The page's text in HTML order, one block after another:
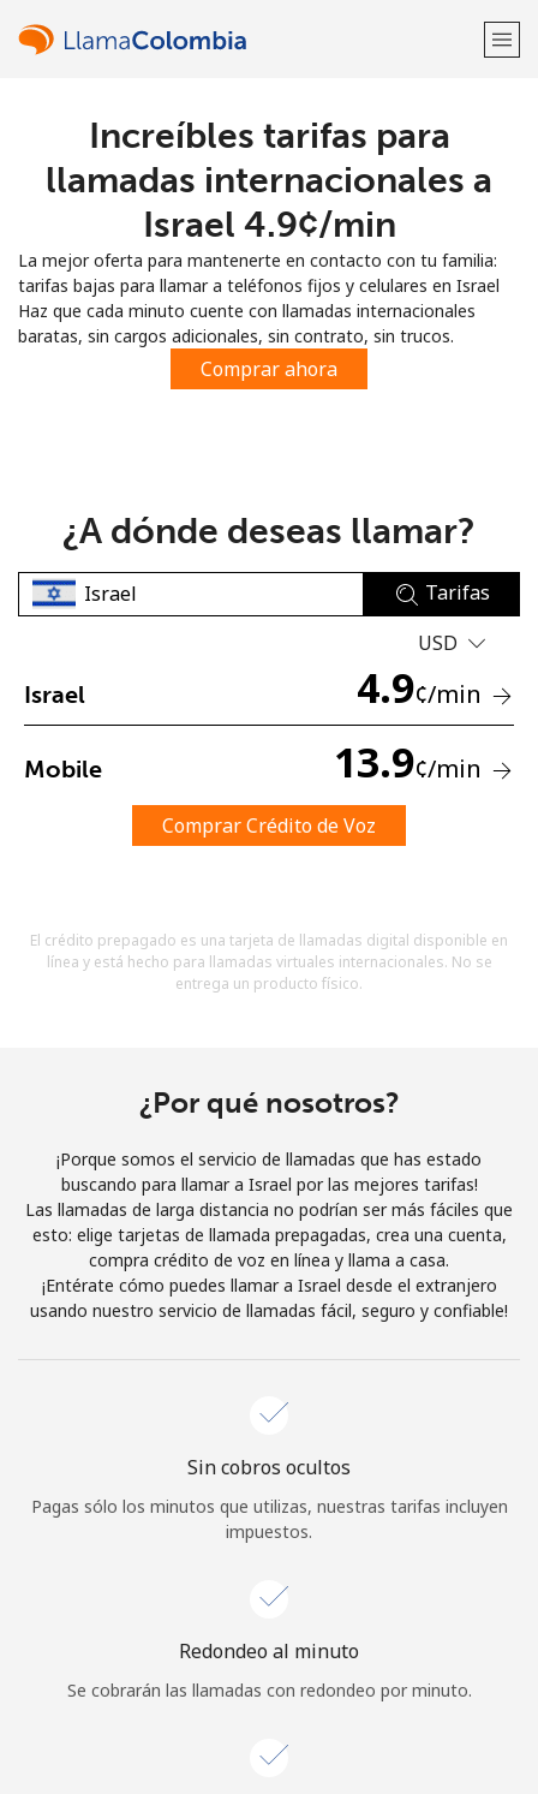
¡Bienvenido!
Regístrate con
No se ha creado una contraseña
Mínimo 8 caracteres
Un caracter especial
Al abrir una cuenta en este sitio web, estoy de acuerdo con
Términos y condiciones.
Únete
¡Hola!
Iniciar Sesión
Continuar con
Increíbles tarifas para
llamadas internacionales a
Israel ⁦4.9¢⁩/min
La mejor oferta para mantenerte en contacto con tu familia:
tarifas bajas para llamar a teléfonos fijos y celulares en Israel
Haz que cada minuto cuente con llamadas internacionales
baratas, sin cargos adicionales, sin contrato, sin trucos.
Comprar ahora
¿A dónde deseas llamar?
Tarifas
USD
Israel 4.9¢/min
Mobile 13.9¢/min
Comprar Crédito de Voz
El crédito prepagado es una tarjeta de llamadas digital disponible en
línea y está hecho para llamadas virtuales internacionales. No se
entrega un producto físico.
¿Por qué nosotros?
¡Porque somos el servicio de llamadas que has estado
buscando para llamar a Israel por las mejores tarifas!
Las llamadas de larga distancia no podrían ser más fáciles que
esto: elige tarjetas de llamada prepagadas, crea una cuenta,
compra crédito de voz en línea y llama a casa.
¡Entérate cómo puedes llamar a Israel desde el extranjero
usando nuestro servicio de llamadas fácil, seguro y confiable!
Sin cobros ocultos
Pagas sólo los minutos que utilizas, nuestras tarifas incluyen
impuestos.
Redondeo al minuto
Se cobrarán las llamadas con redondeo por minuto.